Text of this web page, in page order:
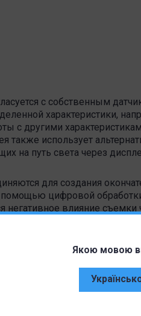
Якою мовою
с собственным
характеристики,
с другими
также использует
на путь света через
для создания
помощью цифровой
негативное влияние съемки